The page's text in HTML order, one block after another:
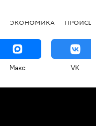
ЭКОНОМИКА
Макс VK